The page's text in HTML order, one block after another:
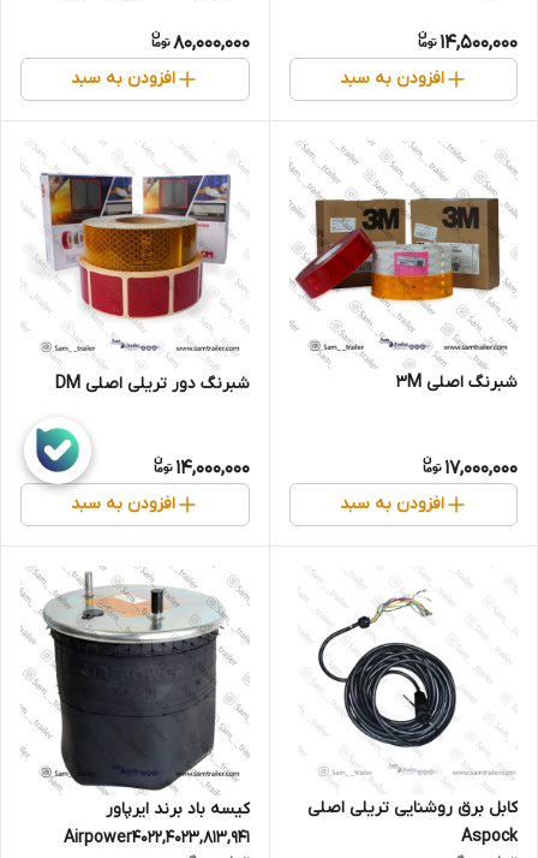
14,500,000
افزودن به سبد
80,000,000
افزودن به سبد
شبرنگ اصلی 3M
17,000,000
افزودن به سبد
شبرنگ دور تریلی اصلی DM
14,000,000
افزودن به سبد
کابل برق روشنایی تریلی اصلی
Aspock
کیسه باد برند ایرپاور
Airpower4022,4023,813,941